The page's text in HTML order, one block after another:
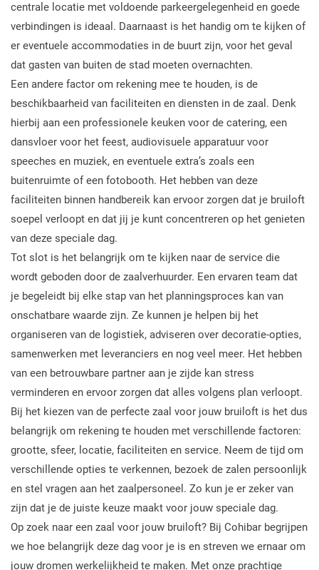
centrale locatie met voldoende parkeergelegenheid en goede
verbindingen is ideaal. Daarnaast is het handig om te kijken of
er eventuele accommodaties in de buurt zijn, voor het geval
dat gasten van buiten de stad moeten overnachten.
Een andere factor om rekening mee te houden, is de
beschikbaarheid van faciliteiten en diensten in de zaal. Denk
hierbij aan een professionele keuken voor de catering, een
dansvloer voor het feest, audiovisuele apparatuur voor
speeches en muziek, en eventuele extra’s zoals een
buitenruimte of een fotobooth. Het hebben van deze
faciliteiten binnen handbereik kan ervoor zorgen dat je bruiloft
soepel verloopt en dat jij je kunt concentreren op het genieten
van deze speciale dag.
Tot slot is het belangrijk om te kijken naar de service die
wordt geboden door de zaalverhuurder. Een ervaren team dat
je begeleidt bij elke stap van het planningsproces kan van
onschatbare waarde zijn. Ze kunnen je helpen bij het
organiseren van de logistiek, adviseren over decoratie-opties,
samenwerken met leveranciers en nog veel meer. Het hebben
van een betrouwbare partner aan je zijde kan stress
verminderen en ervoor zorgen dat alles volgens plan verloopt.
Bij het kiezen van de perfecte zaal voor jouw bruiloft is het dus
belangrijk om rekening te houden met verschillende factoren:
grootte, sfeer, locatie, faciliteiten en service. Neem de tijd om
verschillende opties te verkennen, bezoek de zalen persoonlijk
en stel vragen aan het zaalpersoneel. Zo kun je er zeker van
zijn dat je de juiste keuze maakt voor jouw speciale dag.
Op zoek naar een zaal voor jouw bruiloft? Bij Cohibar begrijpen
we hoe belangrijk deze dag voor je is en streven we ernaar om
jouw dromen werkelijkheid te maken. Met onze prachtige